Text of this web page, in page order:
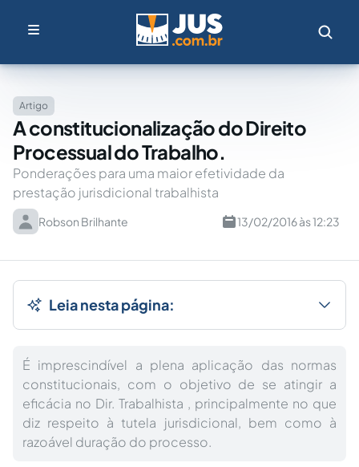
Artigo
A constitucionalização do Direito
Processual do Trabalho.
Ponderações para uma maior efetividade da
prestação jurisdicional trabalhista
Robson Brilhante 13/02/2016 às 12:23
Leia nesta página:
É imprescindível a plena aplicação das normas
constitucionais, com o objetivo de se atingir a
eficácia no Dir. Trabalhista , principalmente no que
diz respeito à tutela jurisdicional, bem como à
razoável duração do processo.